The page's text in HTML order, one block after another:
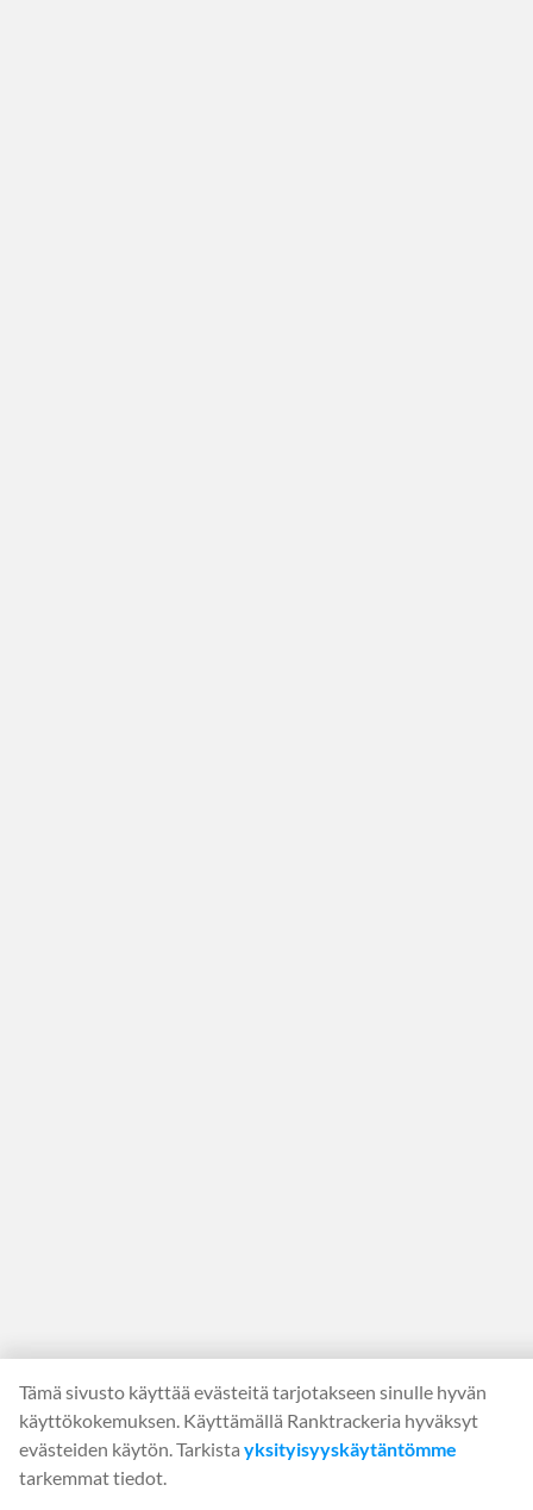
Tämä sivusto käyttää evästeitä tarjotakseen sinulle hyvän
käyttökokemuksen. Käyttämällä Ranktrackeria hyväksyt
evästeiden käytön. Tarkista yksityisyyskäytäntömme
tarkemmat tiedot.